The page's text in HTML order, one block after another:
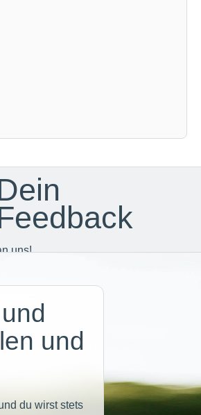
uns!
und
du wirst stets